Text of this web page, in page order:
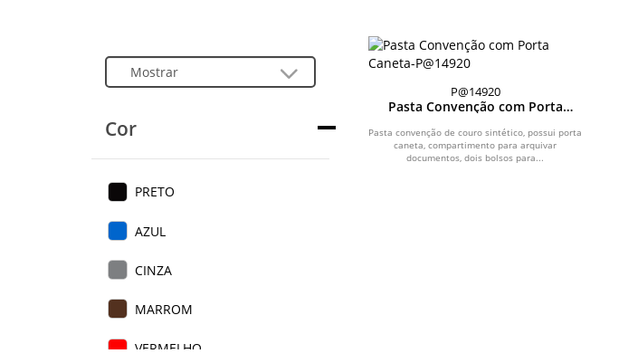
Cor
PRETO
AZUL
CINZA
MARROM
VERMELHO
P@14920
Pasta Convenção com Porta
Pasta convenção de couro sintético, possui porta
caneta, compartimento para arquivar
documentos, dois bolsos para...